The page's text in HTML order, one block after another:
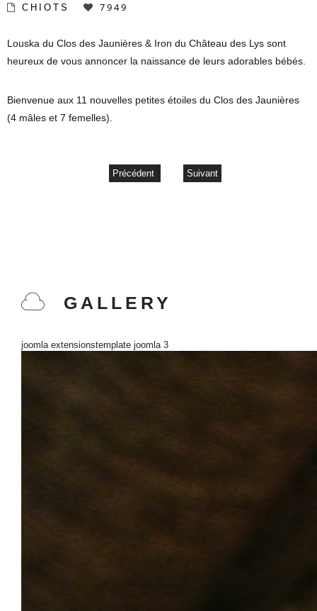
CHIOTS 7949
Louska du Clos des Jaunières & Iron du Château des Lys sont
heureux de vous annoncer la naissance de leurs adorables bébés.
Bienvenue aux 11 nouvelles petites étoiles du Clos des Jaunières
(4 mâles et 7 femelles).
Précédent Suivant
GALLERY
joomla extensionstemplate joomla 3